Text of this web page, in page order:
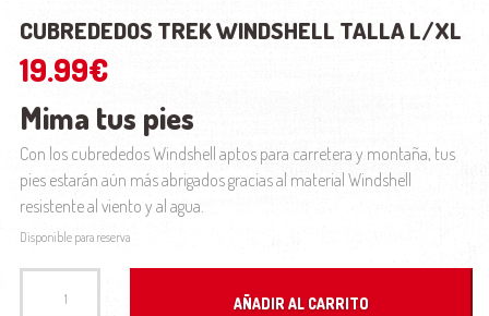
CUBREDEDOS TREK WINDSHELL TALLA L/XL
19.99€
Mima tus pies
Con los cubrededos Windshell aptos para carretera y montaña, tus
pies estarán aún más abrigados gracias al material Windshell
resistente al viento y al agua.
Disponible para reserva
Cubrededos Trek Windshell talla L/XL cantidad
AÑADIR AL CARRITO